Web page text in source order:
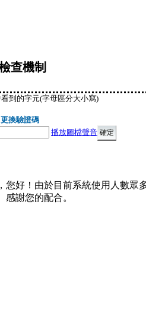
查機制
到的字元(字母區分大小寫)
更換驗證碼
播放圖檔聲音
您好！由於目前系統使用人數眾
感謝您的配合。